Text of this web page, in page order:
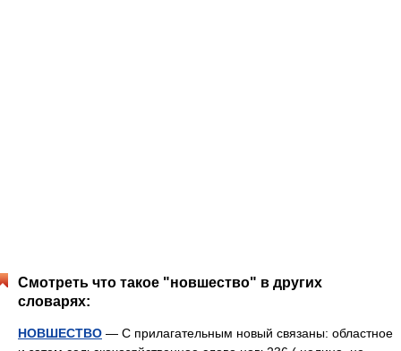
Смотреть что такое "новшество" в других
словарях:
НОВШЕСТВО — С прилагательным новый связаны: областное